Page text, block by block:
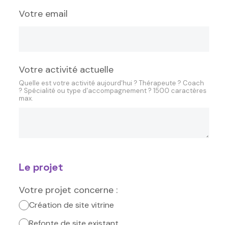
Votre email
Votre activité actuelle
Quelle est votre activité aujourd'hui ? Thérapeute ? Coach
? Spécialité ou type d'accompagnement ? 1500 caractères
max.
Le projet
Votre projet concerne :
Création de site vitrine